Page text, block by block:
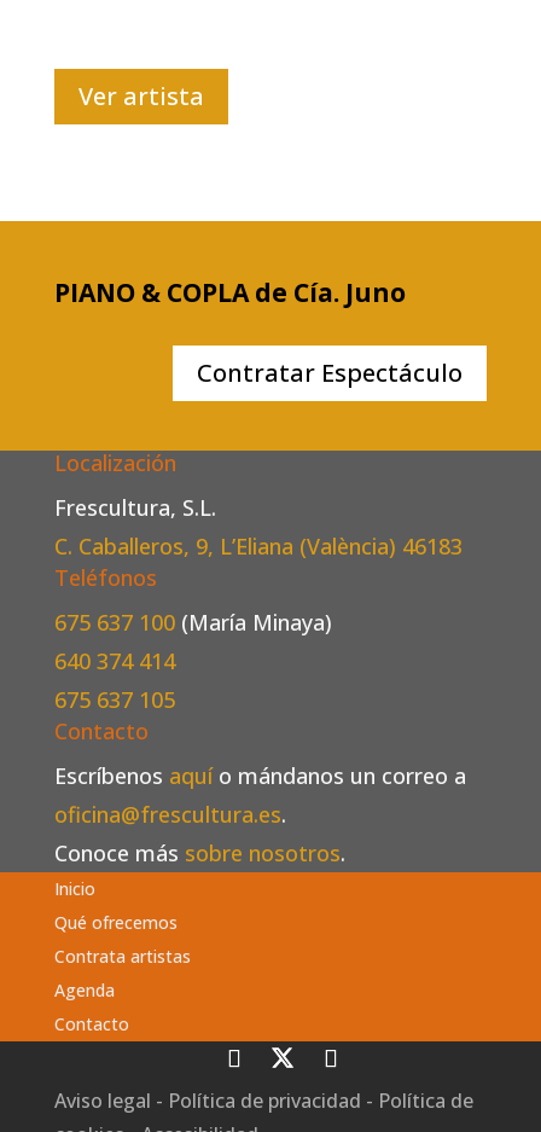
Ver artista
PIANO & COPLA de Cía. Juno
Contratar Espectáculo
Localización
Frescultura, S.L.
C. Caballeros, 9, L’Eliana (València) 46183
Teléfonos
675 637 100 (María Minaya)
640 374 414
675 637 105
Contacto
Escríbenos aquío mándanos un correo a
oficina@frescultura.es.
Conoce más sobre nosotros.
Inicio
Qué ofrecemos
Contrata artistas
Agenda
Contacto
Aviso legal - Política de privacidad - Política de